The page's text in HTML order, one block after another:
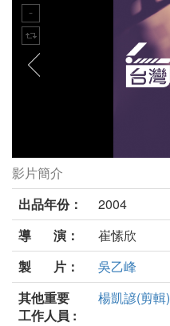
貢寮，你好嗎？劇照
影片簡介
出品年份：
2004
導 演：
崔愫欣
製 片：
吳乙峰
其他重要
工作人員 :
楊凱諺(剪輯)